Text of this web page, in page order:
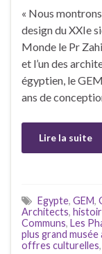
« Nous
design du XXIe
Monde le Pr
et l’un des
égyptien, le
ans de
Lire la suite
Egypte, GEM,
Architects,
Communs, Les
plus grand
offres culturelles,